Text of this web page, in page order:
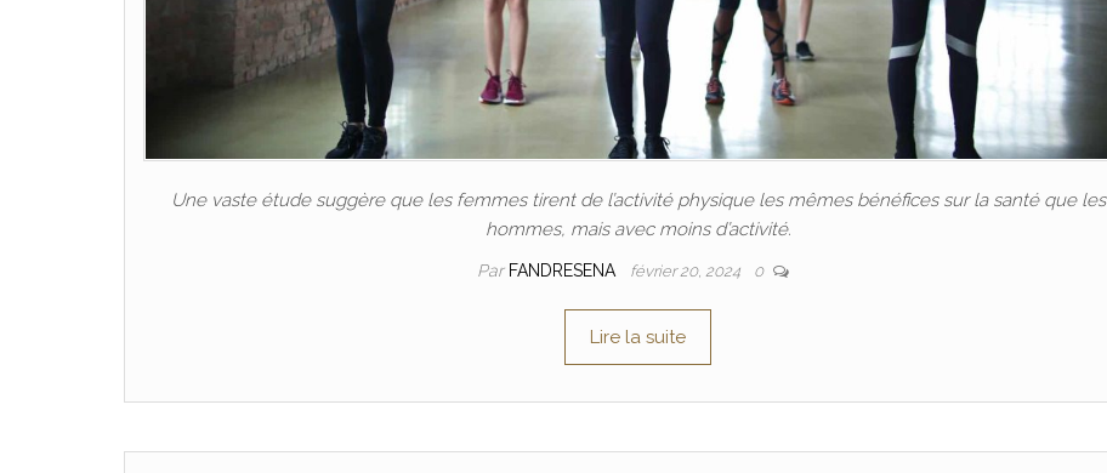
Une vaste étude suggère que les femmes tirent de l’activité physique les mêmes bénéfices sur la santé que les
hommes, mais avec moins d’activité.
Par FANDRESENA février 20, 2024 0
Lire la suite